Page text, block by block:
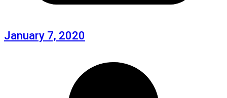
January 7, 2020